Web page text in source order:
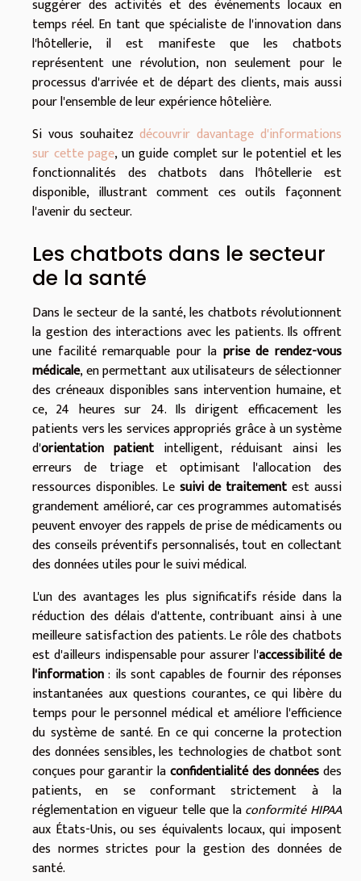
suggérer des activités et des événements locaux en
temps réel. En tant que spécialiste de l'innovation dans
l'hôtellerie, il est manifeste que les chatbots
représentent une révolution, non seulement pour le
processus d'arrivée et de départ des clients, mais aussi
pour l'ensemble de leur expérience hôtelière.
Si vous souhaitezdécouvrir davantage d'informations
sur cette page, un guide complet sur le potentiel et les
fonctionnalités des chatbots dans l'hôtellerie est
disponible, illustrant comment ces outils façonnent
l'avenir du secteur.
Les chatbots dans le secteur
de la santé
Dans le secteur de la santé, les chatbots révolutionnent
la gestion des interactions avec les patients. Ils offrent
une facilité remarquable pour la prise de rendez-vous
médicale, en permettant aux utilisateurs de sélectionner
des créneaux disponibles sans intervention humaine, et
ce, 24 heures sur 24. Ils dirigent efficacement les
patients vers les services appropriés grâce à un système
d'orientation patient intelligent, réduisant ainsi les
erreurs de triage et optimisant l'allocation des
ressources disponibles. Le suivi de traitement est aussi
grandement amélioré, car ces programmes automatisés
peuvent envoyer des rappels de prise de médicaments ou
des conseils préventifs personnalisés, tout en collectant
des données utiles pour le suivi médical.
L'un des avantages les plus significatifs réside dans la
réduction des délais d'attente, contribuant ainsi à une
meilleure satisfaction des patients. Le rôle des chatbots
est d'ailleurs indispensable pour assurer l'accessibilité de
l'information: ils sont capables de fournir des réponses
instantanées aux questions courantes, ce qui libère du
temps pour le personnel médical et améliore l'efficience
du système de santé. En ce qui concerne la protection
des données sensibles, les technologies de chatbot sont
conçues pour garantir laconfidentialité des donnéesdes
patients, en se conformant strictement à la
réglementation en vigueur telle que laconformité HIPAA
aux États-Unis, ou ses équivalents locaux, qui imposent
des normes strictes pour la gestion des données de
santé.